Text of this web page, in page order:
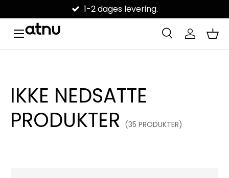
SPRING TIL INDHOLD
DANSK VIRKSOMHED
Menu
Søge Log på
IKKE NEDSATTE
PRODUKTER (35 PRODUKTER)